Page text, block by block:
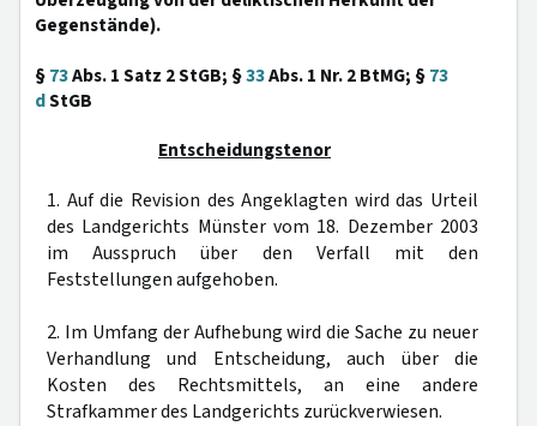
Gegenstände).
§73Abs. 1 Satz 2 StGB; §33Abs. 1 Nr. 2 BtMG; §73
dStGB
Entscheidungstenor
1. Auf die Revision des Angeklagten wird das Urteil
des Landgerichts Münster vom 18. Dezember 2003
im Ausspruch über den Verfall mit den
Feststellungen aufgehoben.
2. Im Umfang der Aufhebung wird die Sache zu neuer
Verhandlung und Entscheidung, auch über die
Kosten des Rechtsmittels, an eine andere
Strafkammer des Landgerichts zurückverwiesen.